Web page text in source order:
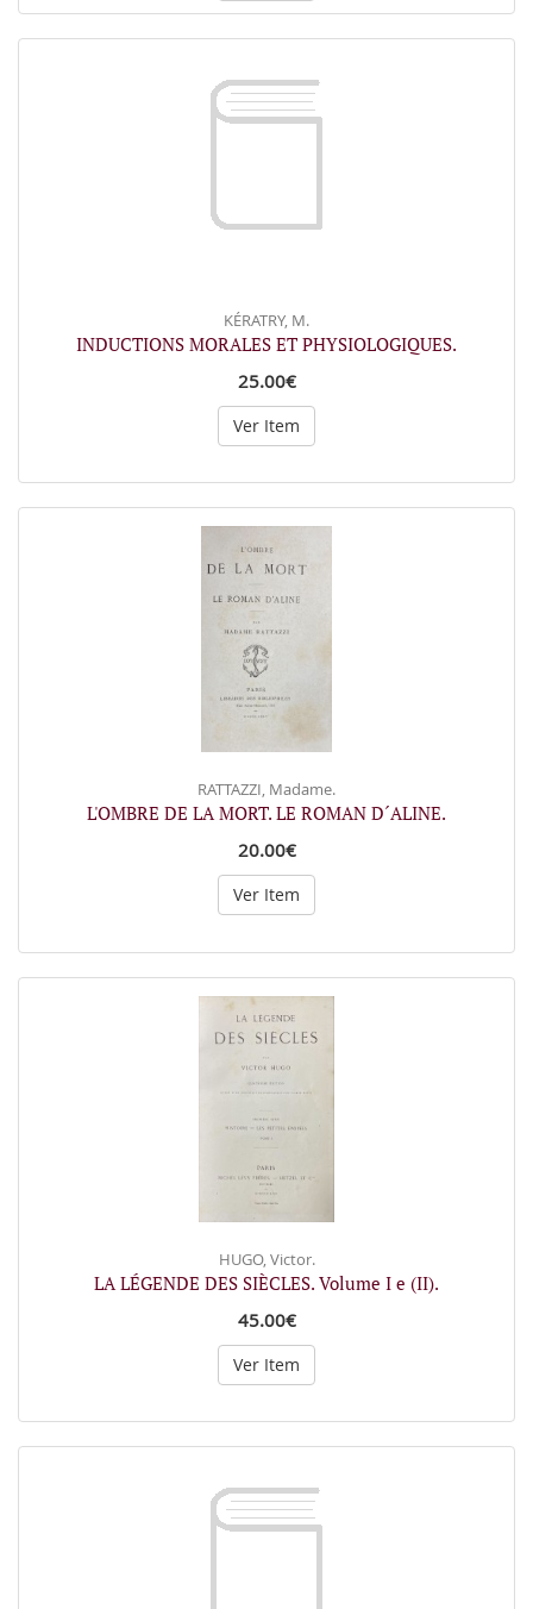
KÉRATRY, M.
INDUCTIONS MORALES ET PHYSIOLOGIQUES.
25.00€
Ver Item
RATTAZZI, Madame.
L'OMBRE DE LA MORT. LE ROMAN D´ALINE.
20.00€
Ver Item
HUGO, Victor.
LA LÉGENDE DES SIÈCLES. Volume I e (II).
45.00€
Ver Item